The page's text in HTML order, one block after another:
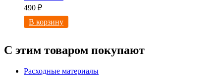
490 ₽
В корзину
С этим товаром покупают
Расходные материалы